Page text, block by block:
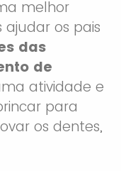
melhor
os pais
das
de
atividade e
para
os dentes,